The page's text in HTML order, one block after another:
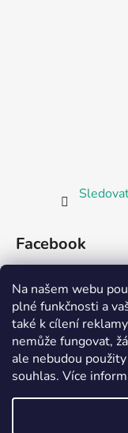
Na našem webu
plné funkčnosti a
také k cílení
nemůže fungovat,
ale nebudou
souhlas. Více
Facebook